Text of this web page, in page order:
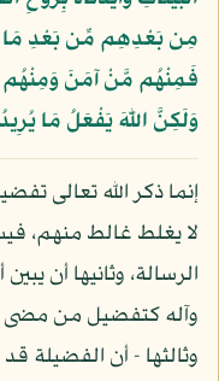
مِن بَعْدِهِم مِّن بَعْدِ مَا
فَمِنْهُم مَّنْ آمَنَ وَمِنْهُم
وَلَكِنَّ اللّهَ يَفْعَلُ مَا
إنما ذكر الله تعالى
لا يغلط غالط منهم،
الرسالة، وثانيها أن
وآله كتفضيل من مضى
وثالثها - أن الفضيلة